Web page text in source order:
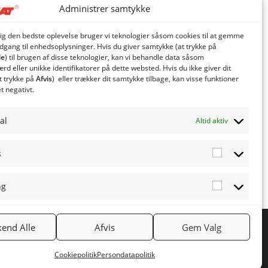
Administrer samtykke
den bedste oplevelse bruger vi teknologier såsom cookies til at gemme
til enhedsoplysninger. Hvis du giver samtykke (at trykke på
) til brugen af ​​disse teknologier, kan vi behandle data såsom
eller unikke identifikatorer på dette websted. Hvis du ikke giver dit
trykke på Afvis) eller trækker dit samtykke tilbage, kan visse funktioner
negativt.
Altid aktiv
Statistics
Marketing
Alle Afvis Gem Valg
CookiepolitikPersondatapolitik
NYHEDSBREV
Tilmeld nyhedsbrev